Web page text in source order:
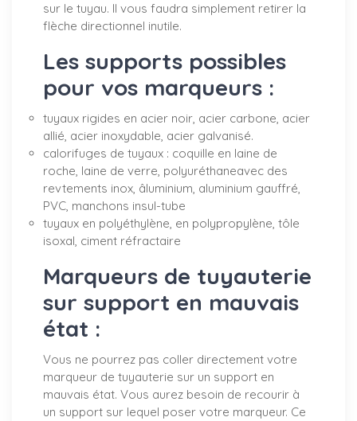
sur le tuyau. Il vous faudra simplement retirer la
flèche directionnel inutile.
Les supports possibles
pour vos marqueurs :
tuyaux rigides en acier noir, acier carbone, acier
allié, acier inoxydable, acier galvanisé.
calorifuges de tuyaux : coquille en laine de
roche, laine de verre, polyuréthaneavec des
revtements inox, âluminium, aluminium gauffré,
PVC, manchons insul-tube
tuyaux en polyéthylène, en polypropylène, tôle
isoxal, ciment réfractaire
Marqueurs de tuyauterie
sur support en mauvais
état :
Vous ne pourrez pas coller directement votre
marqueur de tuyauterie sur un support en
mauvais état. Vous aurez besoin de recourir à
un support sur lequel poser votre marqueur. Ce